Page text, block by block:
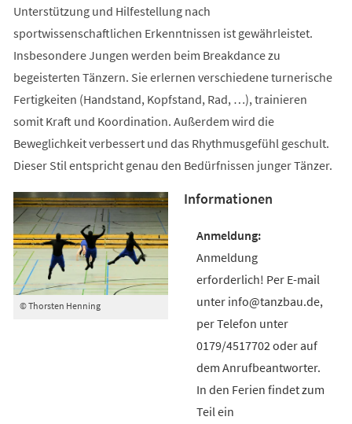
Unterstützung und Hilfestellung nach
sportwissenschaftlichen Erkenntnissen ist gewährleistet.
Insbesondere Jungen werden beim Breakdance zu
begeisterten Tänzern. Sie erlernen verschiedene turnerische
Fertigkeiten (Handstand, Kopfstand, Rad, …), trainieren
somit Kraft und Koordination. Außerdem wird die
Beweglichkeit verbessert und das Rhythmusgefühl geschult.
Dieser Stil entspricht genau den Bedürfnissen junger Tänzer.
© Thorsten Henning
Informationen
Anmeldung
erforderlich! Per E-mail
unter info@tanzbau.de,
per Telefon unter
0179/4517702 oder auf
dem Anrufbeantworter.
In den Ferien findet zum
Teil ein